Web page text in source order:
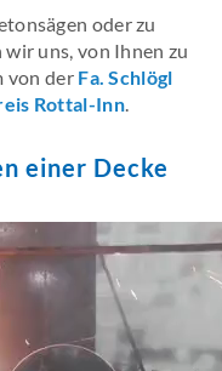
oder zu
uns, von Ihnen zu
von der Fa. Schlögl
Rottal-Inn.
einer Decke